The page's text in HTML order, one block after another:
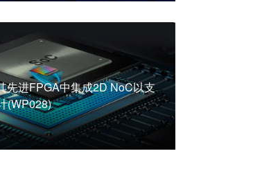
先进FPGA中集成2D NoC以支
(WP028)